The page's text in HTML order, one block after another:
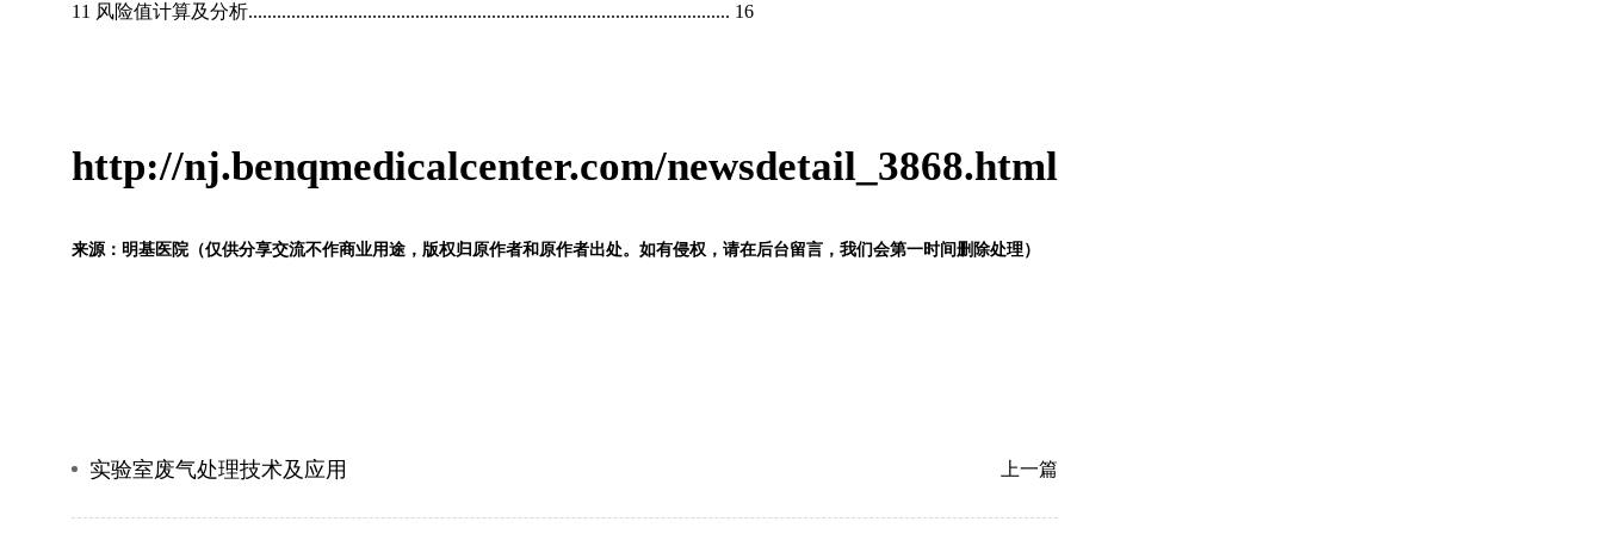
11 风险值计算及分析..................................................................................................... 16
http://nj.benqmedicalcenter.com/newsdetail_3868.html
来源：明基医院（仅供分享交流不作商业用途，版权归原作者和原作者出处。如有侵权，请在后台留言，我们会第一时间删除处理）
上一篇
实验室废气处理技术及应用